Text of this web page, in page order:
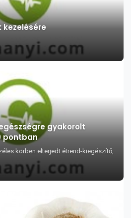
gyakorolt
pontban
körben elterjedt étrend-kiegészítő,